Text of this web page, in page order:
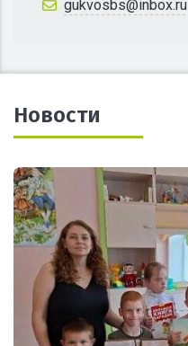
gukvosbs@inbox.ru
Новости